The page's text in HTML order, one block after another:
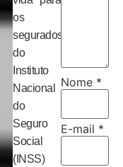
os
segurados
do
Instituto
Nacional
do
Seguro
Social
(INSS)
Nome *
E-mail *